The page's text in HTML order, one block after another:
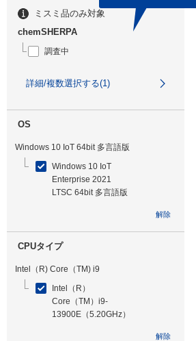
ミスミ品のみ対象
chemSHERPA
調査中
詳細/複数選択する(1)
OS
Windows 10 IoT 64bit 多言語版
Windows 10 IoT
Enterprise 2021
LTSC 64bit 多言語版
解除
CPUタイプ
Intel（R) Core（TM) i9
Intel（R）
Core（TM）i9-
13900E（5.20GHz）
解除